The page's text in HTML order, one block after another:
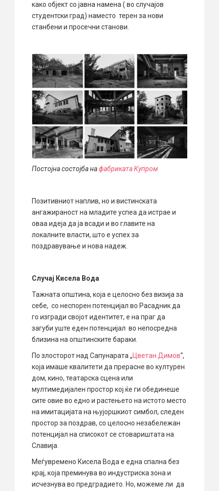
како објект со јавна намена ( во случајов
студентски град) наместо терен за нови
станбени и просечни станови.
Постојна состојба нафабриката Купром
Позитивниот наплив, но и вистинската
ангажираност на младите успеа да истрае и
оваа идеја да ја всади и во главите на
локалните власти, што е успех за
поздравување и нова надеж.
Случај Кисела Вода
Тажната општина, која е целосно без визија за
себе, со неспорен потенцијал во Расадник да
го изгради својот идентитет, е на праг да
загуби уште еден потенцијал во непосредна
близина на општинските бараки.
По злосторот над Сапунарата „Цветан Димов“,
која имаше квалитети да прерасне во културен
дом, кино, театарска сцена или
мултимедијален простор кој ќе ги обединеше
сите овие во едно и растењето на истото место
на имитацијата на њујоршкиот симбол, следен
простор за поздрав, со целосно незабележан
потенцијал на списокот се стовариштата на
Славија.
Меѓувремено Кисела Вода е една спална без
крај, која преминува во индустриска зона и
исчезнува во предградието. Но, можеме ли да